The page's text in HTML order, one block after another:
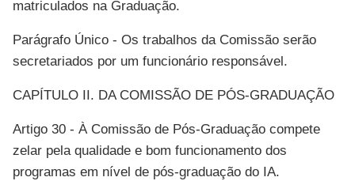
matriculados na Graduação.
Parágrafo Único - Os trabalhos da Comissão serão
secretariados por um funcionário responsável.
CAPÍTULO II. DA COMISSÃO DE PÓS-GRADUAÇÃO
Artigo 30 - À Comissão de Pós-Graduação compete
zelar pela qualidade e bom funcionamento dos
programas em nível de pós-graduação do IA.